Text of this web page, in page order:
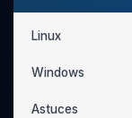
Linux
Windows
Astuces